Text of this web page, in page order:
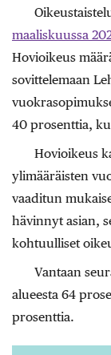
maaliskuussa
Hovioikeus
sovittelemaan
40 prosenttia,
Hovioikeus
ylimääräisten
vaaditun
hävinnyt asian,
kohtuulliset
Vantaan
alueesta 64
prosenttia.